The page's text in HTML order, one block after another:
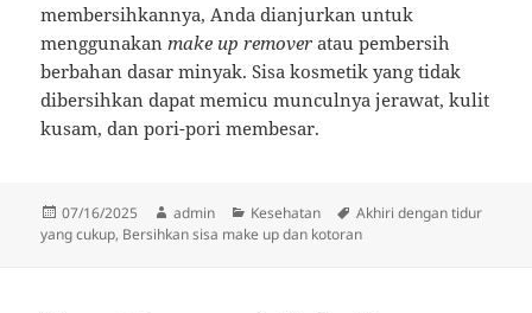
membersihkannya, Anda dianjurkan untuk
menggunakan make up remover atau pembersih
berbahan dasar minyak. Sisa kosmetik yang tidak
dibersihkan dapat memicu munculnya jerawat, kulit
kusam, dan pori-pori membesar.
Diposkan
pada
07/16/2025 Penulis
admin Kategori
Kesehatan Tag
Akhiri dengan tidur
yang cukup, Bersihkan sisa make up dan kotoran